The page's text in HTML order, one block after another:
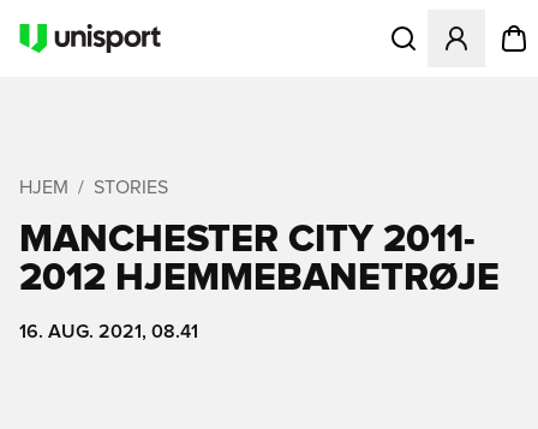
Åbner en Modal
HJEM STORIES
MANCHESTER CITY 2011-
2012 HJEMMEBANETRØJE
16. AUG. 2021, 08.41